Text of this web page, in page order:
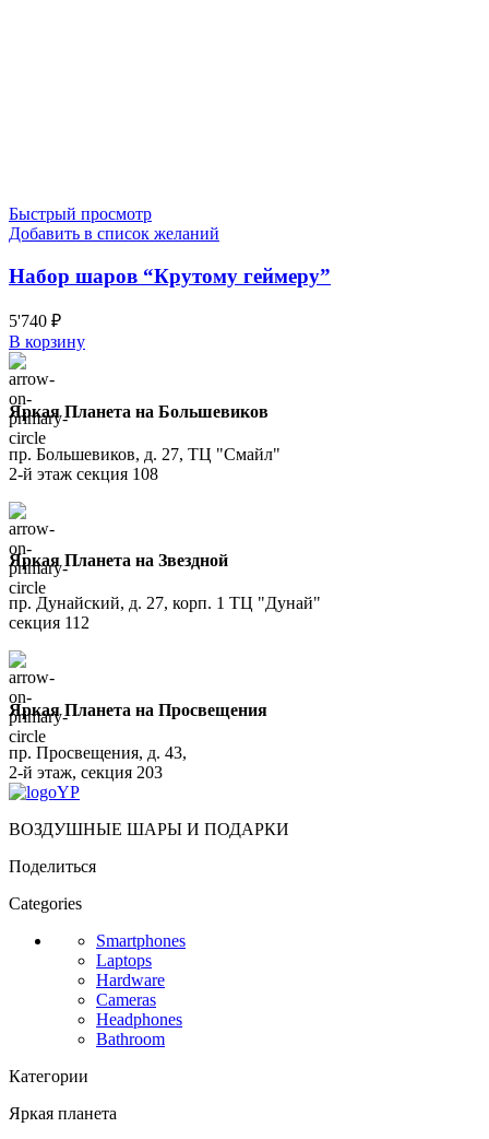
Быстрый просмотр
Добавить в список желаний
Набор шаров “Крутому геймеру”
5'740 ₽
В корзину
Яркая Планета на Большевиков
пр. Большевиков, д. 27, ТЦ "Смайл"
2-й этаж секция 108
Яркая Планета на Звездной
пр. Дунайский, д. 27, корп. 1 ТЦ "Дунай"
секция 112
Яркая Планета на Просвещения
пр. Просвещения, д. 43,
2-й этаж, секция 203
ВОЗДУШНЫЕ ШАРЫ И ПОДАРКИ
Поделиться
Categories
Smartphones
Laptops
Hardware
Cameras
Headphones
Bathroom
Категории
Яркая планета